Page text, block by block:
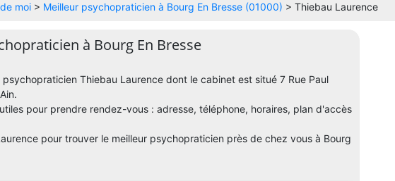
moi > Meilleur psychopraticien à Bourg En Bresse (01000) > Thiebau Laurence
à Bourg En Bresse
Thiebau Laurence dont le cabinet est situé 7 Rue Paul
pour prendre rendez-vous : adresse, téléphone, horaires, plan d'accès
pour trouver le meilleur psychopraticien près de chez vous à Bourg